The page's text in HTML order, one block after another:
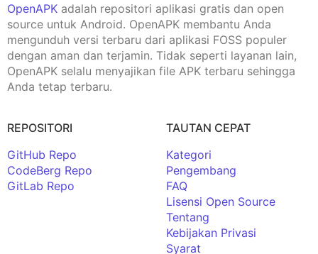
OpenAPK adalah repositori aplikasi gratis dan open
source untuk Android. OpenAPK membantu Anda
mengunduh versi terbaru dari aplikasi FOSS populer
dengan aman dan terjamin. Tidak seperti layanan lain,
OpenAPK selalu menyajikan file APK terbaru sehingga
Anda tetap terbaru.
REPOSITORI
GitHub Repo
CodeBerg Repo
GitLab Repo
TAUTAN CEPAT
Kategori
Pengembang
FAQ
Lisensi Open Source
Tentang
Kebijakan Privasi
Syarat